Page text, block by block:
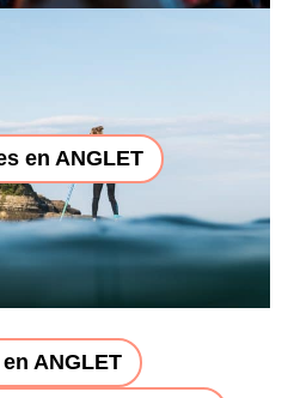
en ANGLET
ANGLET